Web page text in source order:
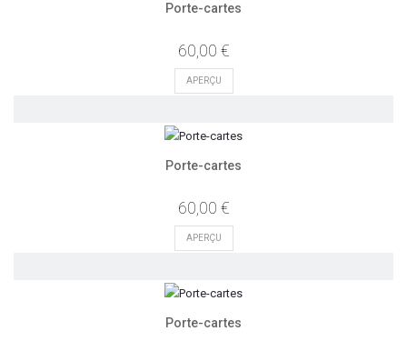
Porte-cartes
60,00 €
APERÇU
Porte-cartes
60,00 €
APERÇU
Porte-cartes